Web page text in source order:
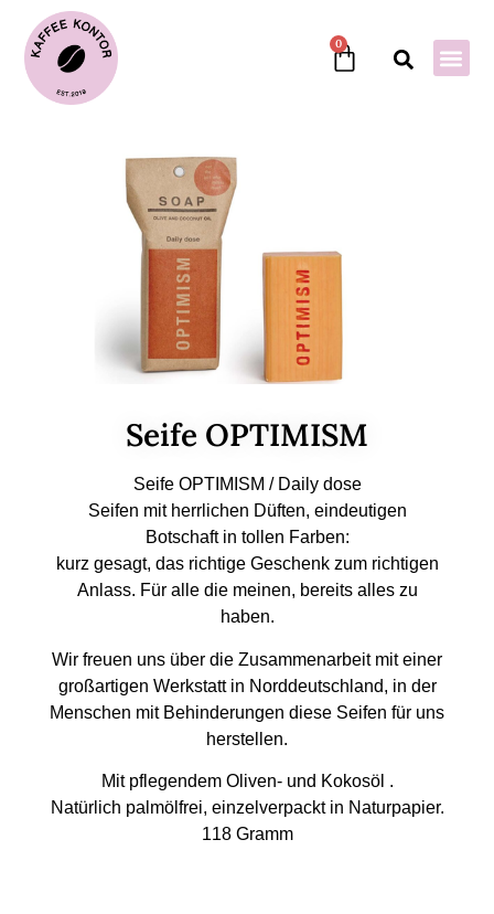
0
Seife OPTIMISM
Seife OPTIMISM / Daily dose
Seifen mit herrlichen Düften, eindeutigen
Botschaft in tollen Farben:
kurz gesagt, das richtige Geschenk zum richtigen
Anlass. Für alle die meinen, bereits alles zu
haben.
Wir freuen uns über die Zusammenarbeit mit einer
großartigen Werkstatt in Norddeutschland, in der
Menschen mit Behinderungen diese Seifen für uns
herstellen.
Mit pflegendem Oliven- und Kokosöl .
Natürlich palmölfrei, einzelverpackt in Naturpapier.
118 Gramm